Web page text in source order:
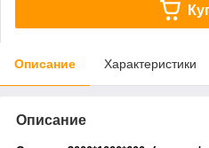
Описание Характеристики
Описание